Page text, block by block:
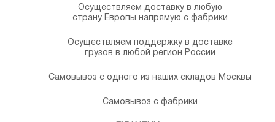
Осуществляем доставку в любую
страну Европы напрямую с фабрики
Осуществляем поддержку в доставке
грузов в любой регион России
Самовывоз с одного из наших складов Москвы
Самовывоз с фабрики